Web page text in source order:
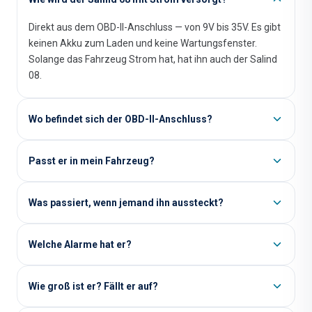
Direkt aus dem OBD-II-Anschluss — von 9V bis 35V. Es gibt
keinen Akku zum Laden und keine Wartungsfenster.
Solange das Fahrzeug Strom hat, hat ihn auch der Salind
08.
Wo befindet sich der OBD-II-Anschluss?
Passt er in mein Fahrzeug?
Was passiert, wenn jemand ihn aussteckt?
Welche Alarme hat er?
Wie groß ist er? Fällt er auf?